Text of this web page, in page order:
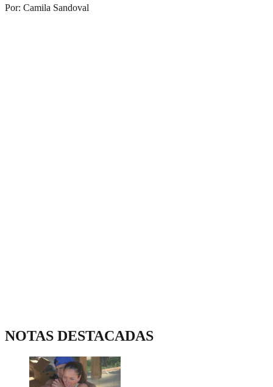
Por: Camila Sandoval
NOTAS DESTACADAS